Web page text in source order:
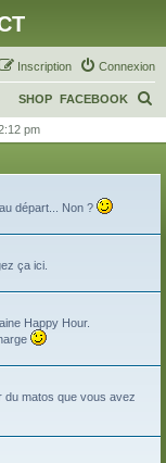
Connexion
Inscription
h
FACEBOOK
SHOP
pm
départ... Non ?
ça ici.
Happy Hour.
du matos que vous avez